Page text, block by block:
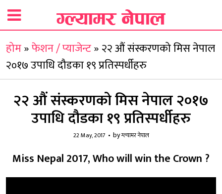
होम»फेशन / प्याजेन्ट»२२ औं संस्करणको मिस नेपाल
२०१७ उपाधि दौडका १९ प्रतिस्पर्धीहरु
२२ औं संस्करणको मिस नेपाल २०१७
उपाधि दौडका १९ प्रतिस्पर्धीहरु
22 May, 2017 byग्ल्यामर नेपाल
Miss Nepal 2017, Who will win the Crown ?